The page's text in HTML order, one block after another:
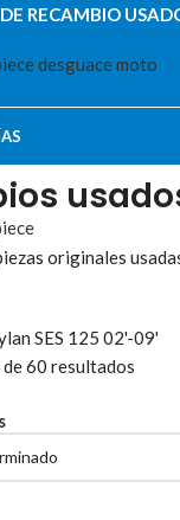
RECAMBIO
originales
SES 125 02'-09'
60 resultados